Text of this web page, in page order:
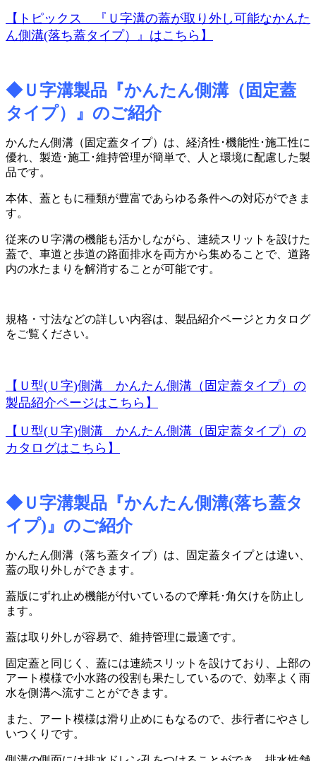
【トピックス 『Ｕ字溝の蓋が取り外し可能なかんた
ん側溝(落ち蓋タイプ）』はこちら】
◆Ｕ字溝製品『かんたん側溝（固定蓋
タイプ）』のご紹介
かんたん側溝（固定蓋タイプ）は、経済性･機能性･施工性に
優れ、製造･施工･維持管理が簡単で、人と環境に配慮した製
品です。
本体、蓋ともに種類が豊富であらゆる条件への対応ができま
す。
従来のＵ字溝の機能も活かしながら、連続スリットを設けた
蓋で、車道と歩道の路面排水を両方から集めることで、道路
内の水たまりを解消することが可能です。
規格・寸法などの詳しい内容は、製品紹介ページとカタログ
をご覧ください。
【Ｕ型( Ｕ字)側溝 かんたん側溝（固定蓋タイプ）の
製品紹介ページはこちら】
【Ｕ型( Ｕ字)側溝 かんたん側溝（固定蓋タイプ）の
カタログはこちら】
◆Ｕ字溝製品『かんたん側溝(落ち蓋タ
イプ)』のご紹介
かんたん側溝（落ち蓋タイプ）は、固定蓋タイプとは違い、
蓋の取り外しができます。
蓋版にずれ止め機能が付いているので摩耗･角欠けを防止し
ます。
蓋は取り外しが容易で、維持管理に最適です。
固定蓋と同じく、蓋には連続スリットを設けており、上部の
アート模様で小水路の役割も果たしているので、効率よく雨
水を側溝へ流すことができます。
また、アート模様は滑り止めにもなるので、歩行者にやさし
いつくりです。